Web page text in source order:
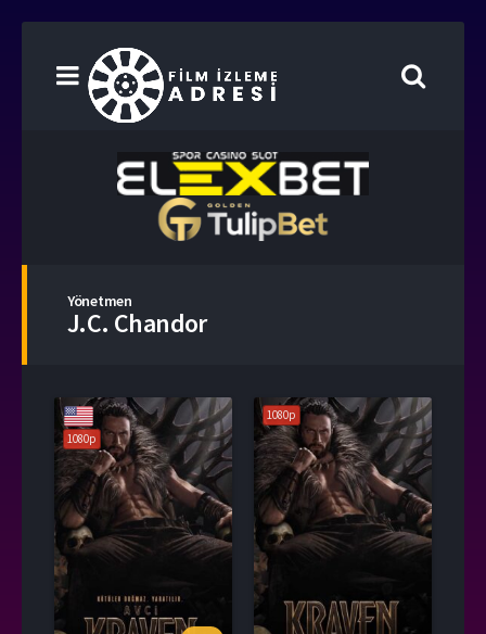
Yönetmen
J.C. Chandor
1080p
1080p